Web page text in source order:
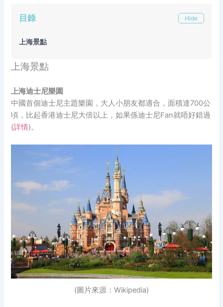
目錄 Hide
上海景點
上海景點
上海迪士尼樂園
中國首個迪士尼主題樂園，大人小朋友都適合，面積達700公
頃，比起香港迪士尼大倍以上，如果係迪士尼Fan就唔好錯過
(詳情)。
(圖片來源：Wikipedia)